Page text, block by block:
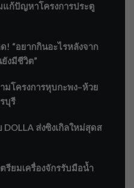
ก้ปัญหาโครงการประตู
! “อยากกินอะไรหลังจาก
งมีชีวิต”
มโครงการหุบกะพง–ห้วย
บุรี
DOLLA ส่งซิงเกิลใหม่สุดส
รียมเครื่องจักรรับมือน้ำ